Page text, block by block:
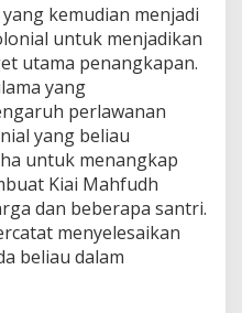
kemudian menjadi
untuk menjadikan
utama penangkapan.
yang
perlawanan
yang beliau
untuk menangkap
Kiai Mahfudh
dan beberapa santri.
menyelesaikan
beliau dalam